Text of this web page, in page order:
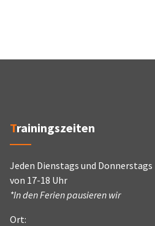
Trainingszeiten
Jeden Dienstags und Donnerstags
von 17-18 Uhr
*In den Ferien pausieren wir
Ort: